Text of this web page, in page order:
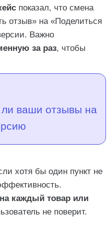
показал, что смена
отзыв» на «Поделиться
Важно
за раз, чтобы
ваши отзывы на
хотя бы один пункт не
каждый товар или
не поверит.